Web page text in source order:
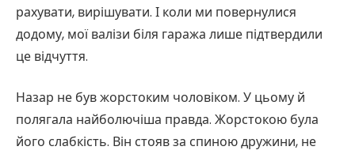
рахувати, вирішувати. І коли ми повернулися
додому, мої валізи біля гаража лише підтвердили
це відчуття.
Назар не був жорстоким чоловіком. У цьому й
полягала найболючіша правда. Жорстокою була
його слабкість. Він стояв за спиною дружини, не